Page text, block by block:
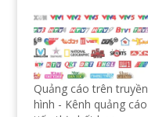
i
a
s
ẻ
t
r
ê
n
F
a
c
s
ẻ
t
r
ê
n
T
w
i
t
t
a
r
e
o
n
S
y
p
e
(
Quảng cáo trên truyền
hình - Kênh quảng cáo